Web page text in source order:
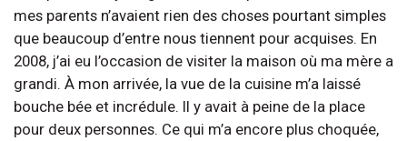
mes parents n’avaient rien des choses pourtant simples
que beaucoup d’entre nous tiennent pour acquises. En
2008, j’ai eu l’occasion de visiter la maison où ma mère a
grandi. À mon arrivée, la vue de la cuisine m’a laissé
bouche bée et incrédule. Il y avait à peine de la place
pour deux personnes. Ce qui m’a encore plus choquée,